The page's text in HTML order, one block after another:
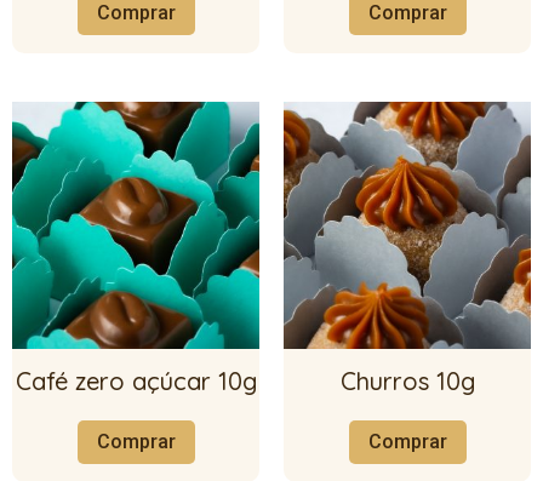
Comprar Comprar
Café zero açúcar 10g
Comprar
Churros 10g
Comprar